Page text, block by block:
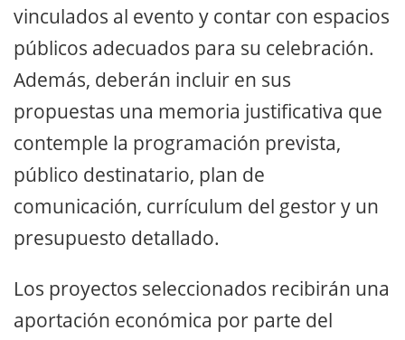
vinculados al evento y contar con espacios
públicos adecuados para su celebración.
Además, deberán incluir en sus
propuestas una memoria justificativa que
contemple la programación prevista,
público destinatario, plan de
comunicación, currículum del gestor y un
presupuesto detallado.
Los proyectos seleccionados recibirán una
aportación económica por parte del